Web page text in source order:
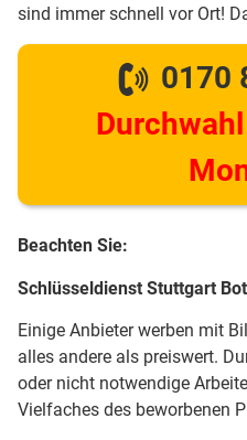
sind immer schnell vor Ort!
0170
Beachten Sie:
Schlüsseldienst Stuttgart
Einige Anbieter werben mit
alles andere als preiswert.
oder nicht notwendige
Vielfaches des beworbenen